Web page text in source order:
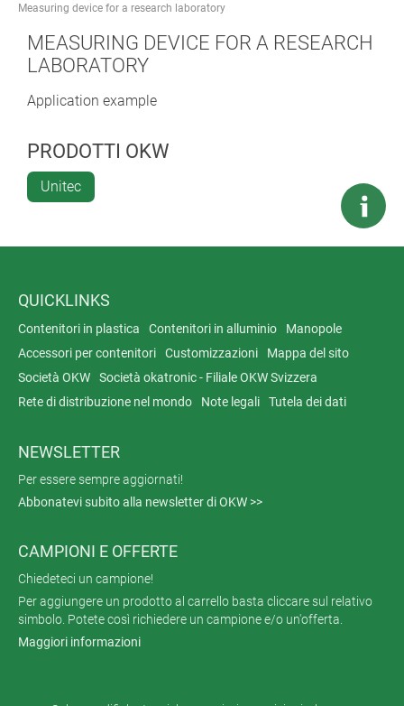
Measuring device for a research laboratory
MEASURING DEVICE FOR A RESEARCH
LABORATORY
Application example
PRODOTTI OKW
Unitec
QUICKLINKS
Contenitori in plastica Contenitori in alluminio
Manopole
Accessori per contenitori
Customizzazioni
Mappa del sito
Società OKW
Società okatronic - Filiale OKW Svizzera
Rete di distribuzione nel mondo
Note legali Tutela dei dati
NEWSLETTER
Per essere sempre aggiornati!
Abbonatevi subito alla newsletter di OKW >>
CAMPIONI E OFFERTE
Chiedeteci un campione!
Per aggiungere un prodotto al carrello basta cliccare sul relativo
simbolo. Potete così richiedere un campione e/o un'offerta.
Maggiori informazioni